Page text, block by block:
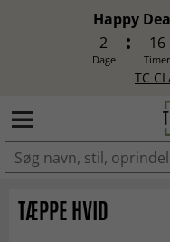
Happy
2
Dage
16
Timer
TC
TÆPPE HVID